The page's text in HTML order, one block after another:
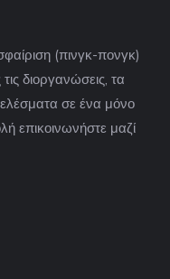
(πινγκ-πονγκ)
διοργανώσεις, τα
σε ένα μόνο
επικοινωνήστε μαζί